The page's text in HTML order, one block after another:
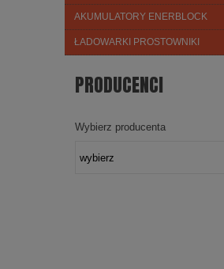
AKUMULATORY ENERBLOCK
ŁADOWARKI PROSTOWNIKI
PRODUCENCI
Wybierz producenta